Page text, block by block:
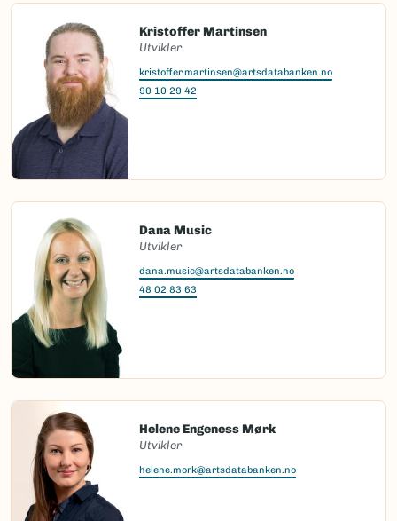
Kristoffer Martinsen
Utvikler
kristoffer.martinsen@artsdatabanken.no
90 10 29 42
Dana Music
Utvikler
dana.music@artsdatabanken.no
48 02 83 63
Helene Engeness Mørk
Utvikler
helene.mork@artsdatabanken.no